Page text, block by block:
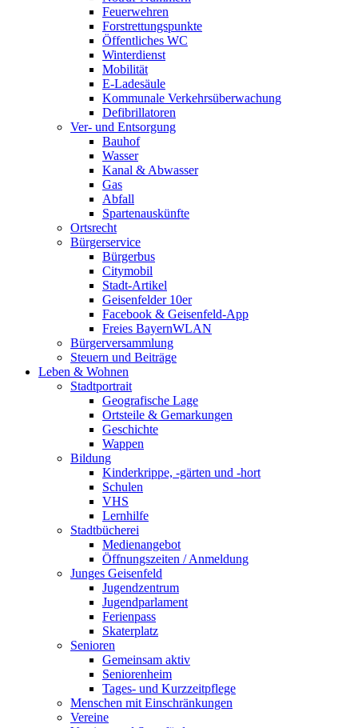
Feuerwehren
Forstrettungspunkte
Öffentliches WC
Winterdienst
Mobilität
E-Ladesäule
Kommunale Verkehrsüberwachung
Defibrillatoren
Ver- und Entsorgung
Bauhof
Wasser
Kanal & Abwasser
Gas
Abfall
Spartenauskünfte
Ortsrecht
Bürgerservice
Bürgerbus
Citymobil
Stadt-Artikel
Geisenfelder 10er
Facebook & Geisenfeld-App
Freies BayernWLAN
Bürgerversammlung
Steuern und Beiträge
Leben & Wohnen
Stadtportrait
Geografische Lage
Ortsteile & Gemarkungen
Geschichte
Wappen
Bildung
Kinderkrippe, -gärten und -hort
Schulen
VHS
Lernhilfe
Stadtbücherei
Medienangebot
Öffnungszeiten / Anmeldung
Junges Geisenfeld
Jugendzentrum
Jugendparlament
Ferienpass
Skaterplatz
Senioren
Gemeinsam aktiv
Seniorenheim
Tages- und Kurzzeitpflege
Menschen mit Einschränkungen
Vereine